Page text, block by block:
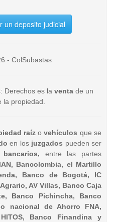
un deposito judicial
- ColSubastas
Derechos es la ventade un
la propiedad.
raízo vehículos que se
en los juzgados pueden ser
bancarios, entre las partes
Bancolombia, el Martillo
Banco de Bogotá, IC
AV Villas, Banco Caja
Banco Pichincha, Banco
nacional de Ahorro FNA,
Banco Finandina y